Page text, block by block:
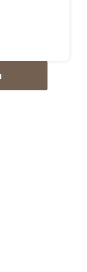
и портал
работа.
компании